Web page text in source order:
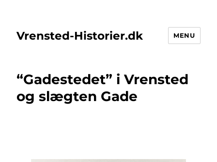
Vrensted-Historier.dk MENU
“Gadestedet” i Vrensted
og slægten Gade